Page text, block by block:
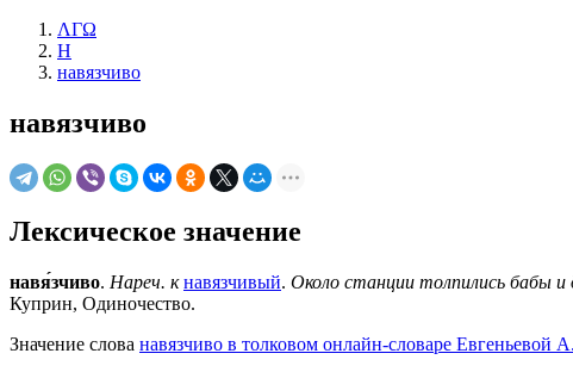
ΛΓΩ
Н
навязчиво
навязчиво
Лексическое значение
навя́зчиво. Нареч. к навязчивый. Около станции толпились бабы и
Куприн, Одиночество.
Значение слова навязчиво в толковом онлайн-словаре Евгеньевой